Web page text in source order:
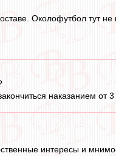
Околофутбол тут не
наказанием от
интересы и